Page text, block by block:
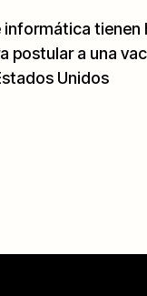
informática tienen
postular a una
Unidos